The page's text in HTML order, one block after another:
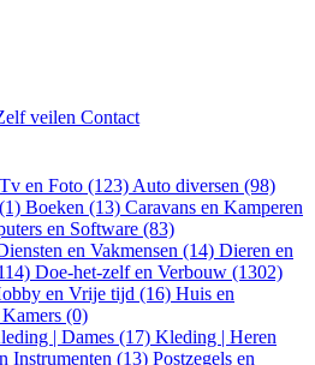
veilen Contact
en Foto (123) Auto diversen (98)
Boeken (13) Caravans en Kamperen
en Software (83)
en Vakmensen (14) Dieren en
Doe-het-zelf en Verbouw (1302)
en Vrije tijd (16) Huis en
(0)
| Dames (17) Kleding | Heren
Instrumenten (13) Postzegels en